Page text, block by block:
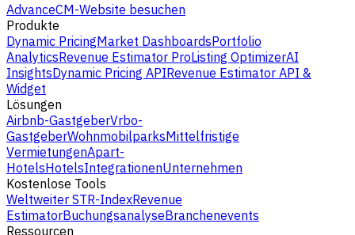
AdvanceCM-Website besuchen
Produkte
Dynamic PricingMarket DashboardsPortfolio
AnalyticsRevenue Estimator ProListing OptimizerAI
InsightsDynamic Pricing APIRevenue Estimator API &
Widget
Lösungen
Airbnb-GastgeberVrbo-
GastgeberWohnmobilparksMittelfristige
VermietungenApart-
HotelsHotelsIntegrationenUnternehmen
Kostenlose Tools
Weltweiter STR-IndexRevenue
EstimatorBuchungsanalyseBranchenevents
Ressourcen